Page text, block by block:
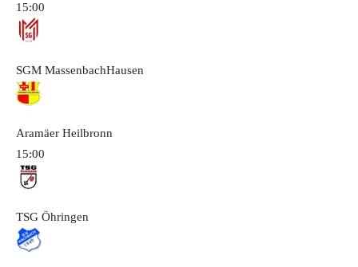
15:00
SGM MassenbachHausen
Aramäer Heilbronn
15:00
TSG Öhringen